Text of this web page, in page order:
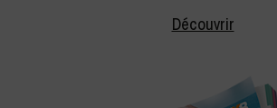
Découvrir